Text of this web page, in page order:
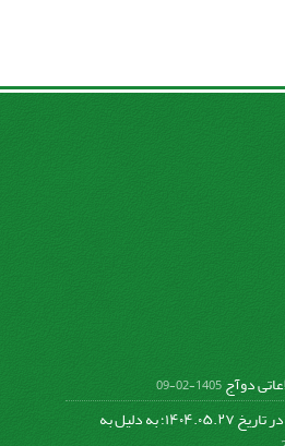
دوآج1405-02-09
عدم دسترسی به سایت در تاریخ ۱۴۰۴.۰۵.۲۷؛ به دلیل به